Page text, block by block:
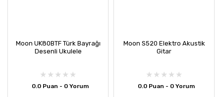
Moon UK80BTF Türk Bayrağı
Desenli Ukulele
0.0 Puan - 0 Yorum
Moon S520 Elektro Akustik
Gitar
0.0 Puan - 0 Yorum